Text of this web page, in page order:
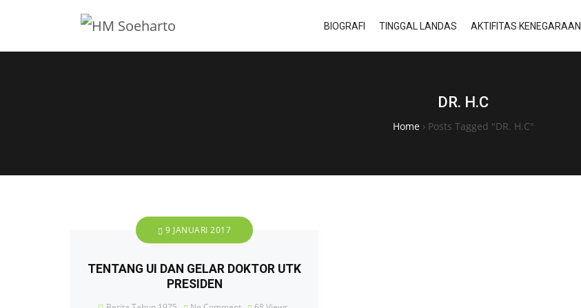
BIOGRAFI TINGGAL LANDAS AKTIFITAS KENEGARAAN
DR. H.C
Home› Posts Tagged "DR. H.C"
9 JANUARI 2017
TENTANG UI DAN GELAR DOKTOR UTK
PRESIDEN